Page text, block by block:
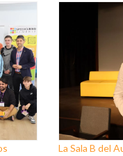
La Sala B del